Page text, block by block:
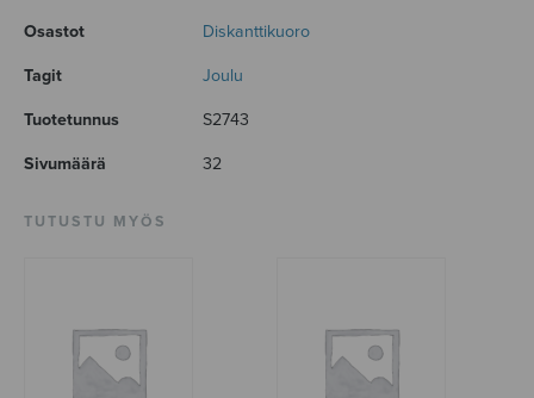
Osastot Diskanttikuoro
Tagit Joulu
Tuotetunnus S2743
Sivumäärä 32
TUTUSTU MYÖS